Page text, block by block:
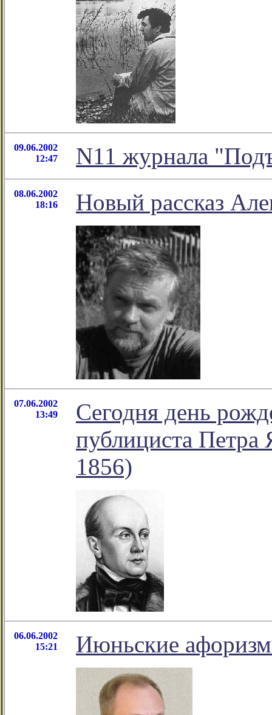
09.06.2002
12:47
N11 журнала
08.06.2002
18:16
Новый рассказ
07.06.2002
13:49
Сегодня день
публициста Петра
1856)
06.06.2002
15:21
Июньские